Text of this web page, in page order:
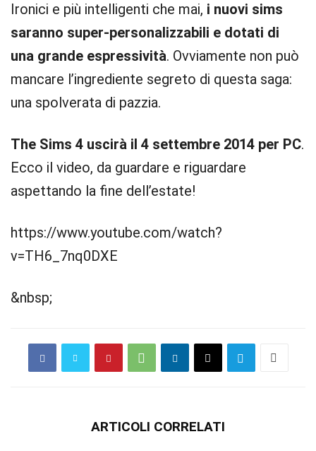
Ironici e più intelligenti che mai, i nuovi sims
saranno super-personalizzabili e dotati di
una grande espressività. Ovviamente non può
mancare l’ingrediente segreto di questa saga:
una spolverata di pazzia.
The Sims 4 uscirà il 4 settembre 2014 per PC.
Ecco il video, da guardare e riguardare
aspettando la fine dell’estate!
https://www.youtube.com/watch?
v=TH6_7nq0DXE
&nbsp;
ARTICOLI CORRELATI